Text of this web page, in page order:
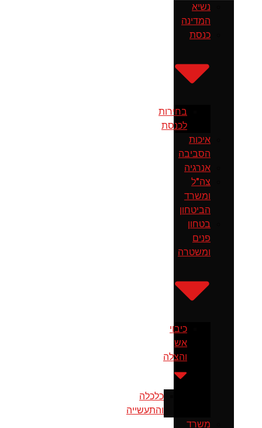
נשיא
המדינה
כנסת
בחירות
לכנסת
איכות
הסביבה
אנרגיה
צה"ל
ומשרד
הביטחון
בטחון
פנים
ומשטרה
כיבוי
אש
והצלה
כלכלה
והתעשייה
משרד